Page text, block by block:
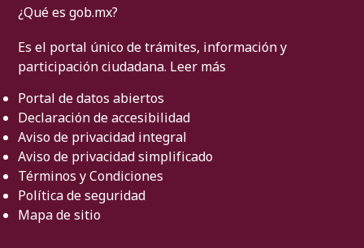
¿Qué es gob.mx?
Es el portal único de trámites, información y
participación ciudadana. Leer más
Portal de datos abiertos
Declaración de accesibilidad
Aviso de privacidad integral
Aviso de privacidad simplificado
Términos y Condiciones
Política de seguridad
Mapa de sitio